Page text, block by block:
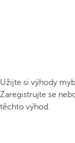
Užijte si výhody
Zaregistrujte se
těchto výhod.